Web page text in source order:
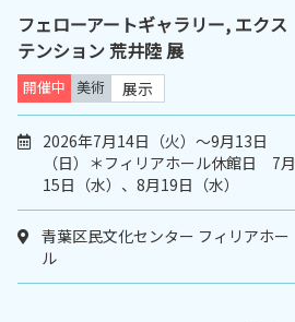
フェローアートギャラリー, エクス
テンション 荒井陸 展
開催中 美術 展示
2026年7月14日（火）〜9月13日
（日）＊フィリアホール休館日 7月
15日（水）、8月19日（水）
青葉区民文化センター フィリアホー
ル